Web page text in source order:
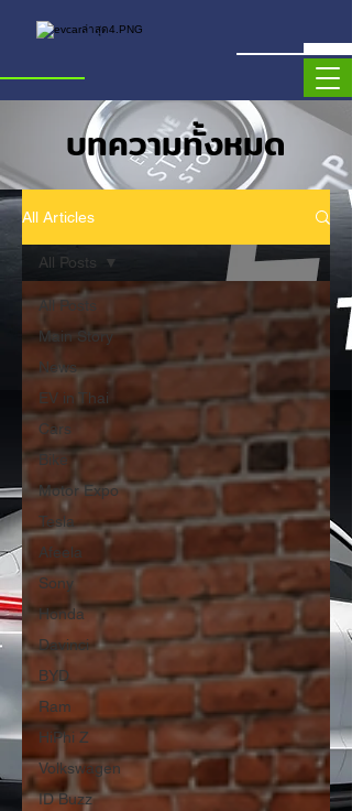
บทความทั้งหมด
All Articles
All Posts
Main Story
News
EV in Thai
Cars
Bike
Motor Expo
Tesla
Afeela
Sony
Honda
Davinci
BYD
Ram
HiPhi Z
Volkswagen
ID Buzz
All Posts